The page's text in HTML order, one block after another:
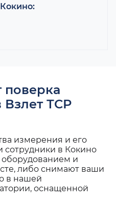
поверка
Взлет ТСР
измерения и его
сотрудники в Кокино
и
либо снимают ваши
в нашей
оснащенной